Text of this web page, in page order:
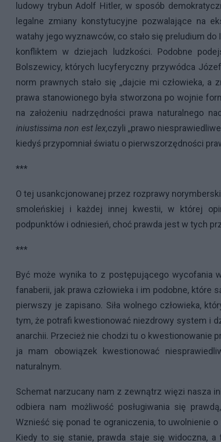
ludowy trybun Adolf Hitler, w sposób
legalne zmiany konstytucyjne pozwalające na
watahy jego wyznawców, co stało się preludium
konfliktem w dziejach ludzkości. Podobne
Bolszewicy, których lucyferyczny przywódca
norm prawnych stało się ,,dajcie mi człowieka, a
prawa stanowionego była stworzona po wojnie
na założeniu nadrzędności prawa naturalnego
iniustissima non est lex,czyli ,,prawo
kiedyś przypomniał światu o pierwszorzędności
***
O tej usankcjonowanej przez rozprawy
smoleńskiej i każdej innej kwestii, w której
podpunktów i odniesień, choć prawda jest w tych
***
Być może wynika to z postępującego wycofania
fanaberii, jak prawa człowieka i im podobne, które
pierwszy je zapisano. Siła wolnego człowieka,
tym, że potrafi kwestionować niezdrowy system i
anarchii. Przecież nie chodzi tu o kwestionowanie
ja mam obowiązek kwestionować
naturalnym.
Schemat narzucany nam z zewnątrz więzi nasza
odbiera nam możliwość posługiwania się
Wznieść się ponad te ograniczenia, to uwolnienie
Kiedy to się stanie, prawda staje się widoczna,